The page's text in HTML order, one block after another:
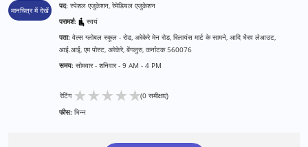
मानचित्र में देखें
पद: स्पेशल एजुकेशन, रेमेडियल एजुकेशन
परामर्श:
स्वयं
पता: वेल्स ग्लोबल स्कूल - रोड, अरेकेरे मेन रोड, रिलायंस मार्ट के सामने, आदि भैरव लेआउट,
आई.आई, एम पोस्ट, अरेकेरे, बेंगलुरु, कर्नाटक 560076
समय: सोमवार - शनिवार - 9 AM - 4 PM
रेटिंग ★★★★★(0 समीक्षाएं)
फीस: भिन्न